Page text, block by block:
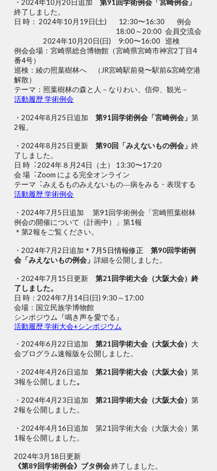
・2024年10 月20 日追加第91回学術例会「宮崎例会」
終了しました。
日 時： 2024年10月19日(土)
12:30〜16:30
例会
18:00～20:00 会員交流会
2024年10月20日(日)
9:00〜16:00
巡検
例会会場：宮崎県総合博物館（宮崎県宮崎市神宮2丁目4
番4号）
巡検：綾の照葉樹林へ （JR宮崎駅前発〜駅前&宮崎空港
解散）
テーマ：照葉樹林の森と人－なりわい、信仰、観光－
活動履歴 学術例会
・2024年8月25日追加第91回学術例会「宮崎例会」第
2報。
・2024年8月25日更新第90回「みえないもの例会」終
了しました。
⽇ 時︓2024年８⽉24⽇（⼟） 13:30〜17:20
会 場︓Zoom による完全オンライン
テーマ︓みえるものみえないもの―病をみる・表現する
活動履歴 学術例会
・2024年7月5日追加 第91回学術例会「宮崎照葉樹林
例会の開催について（計画中）」第1報
＊第2報をご覧ください。
・2024年7月2日追加 ＊7月5日情報修正
第90回学術例
会「みえないもの例会」詳細を公開しました。
・2024年7月15日更新
第21回学術大会（大阪大会）終
了しました。
日 時：2024年7月14日(日) 9:30～17:00
会場：国立民族学博物館
シンポジウム『鳴き声を愛でる』
活動履歴 学術大会+シンポジウム
・2024年6月22日追加第21回学術大会（大阪大会） 大
会プログラム速報版を公開しました。
・2024年4月26日追加 第21回学術大会（大阪大会）第
3報を公開しました。
・2024年4月23日追加 第21回学術大会（大阪大会）第
2報を公開しました。
・2024年4月16日追加
第21回学術大会（大阪大会）第
1報を公開しました。
2024年3月18日更新
《第89回学術例会》ブタ例会終了しました。